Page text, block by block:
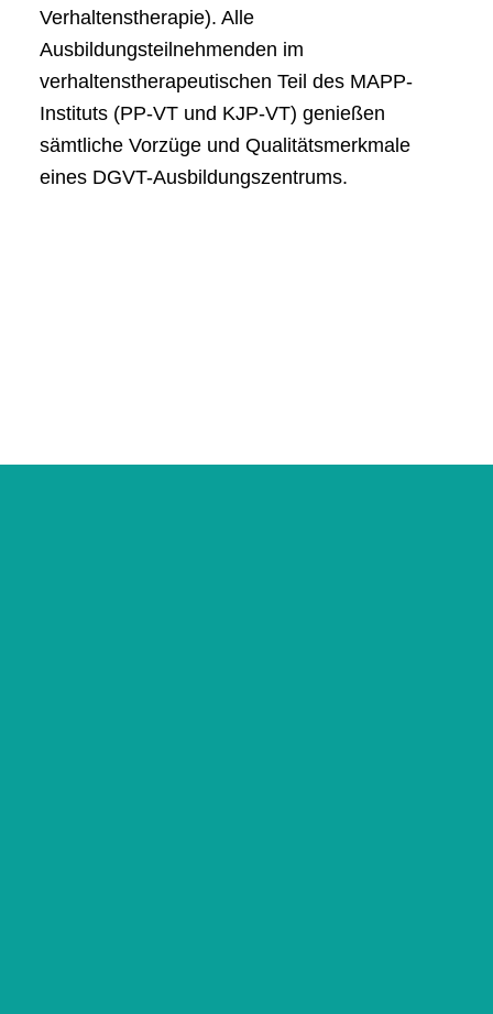
Verhaltenstherapie). Alle
Ausbildungsteilnehmenden im
verhaltenstherapeutischen Teil des MAPP-
Instituts (PP-VT und KJP-VT) genießen
sämtliche Vorzüge und Qualitätsmerkmale
eines DGVT-Ausbildungszentrums.